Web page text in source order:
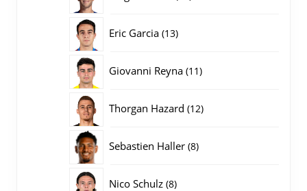
Eric Garcia 1313
Giovanni Reyna 1111
Thorgan Hazard 1212
Sebastien Haller 88
Nico Schulz 88